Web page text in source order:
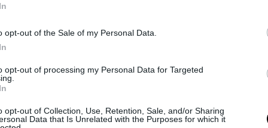
opt-out of the Sale of my Personal Data.
opt-out of processing my Personal Data for Targeted
opt-out of Collection, Use, Retention, Sale, and/or Sharing
Data that Is Unrelated with the Purposes for which it